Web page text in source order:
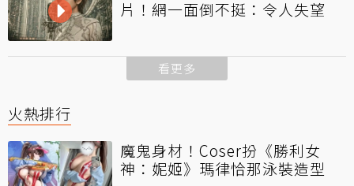
片！網一面倒不挺：令人失望
看更多
火熱排行
魔鬼身材！Coser扮《勝利女
神：妮姬》瑪律恰那泳裝造型